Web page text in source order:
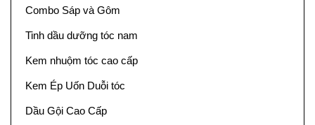
Combo Sáp và Gôm
Tinh dầu dưỡng tóc nam
Kem nhuộm tóc cao cấp
Kem Ép Uốn Duỗi tóc
Dầu Gội Cao Cấp